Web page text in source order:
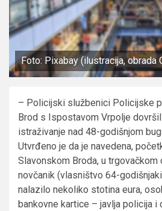
Foto: Pixabay (ilustracija, obrada
– Policijski službenici Policijske
Brod s Ispostavom Vrpolje
istraživanje nad 48-godišnjom
Utvrđeno je da je navedena,
Slavonskom Broda, u trgovačkom
novčanik (vlasništvo 64-
nalazilo nekoliko stotina eura,
bankovne kartice – javlja policija i